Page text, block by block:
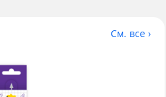
См. все ›